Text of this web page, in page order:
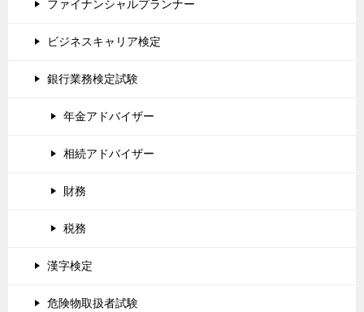
ファイナンシャルプランナー
ビジネスキャリア検定
銀行業務検定試験
年金アドバイザー
相続アドバイザー
財務
税務
漢字検定
危険物取扱者試験